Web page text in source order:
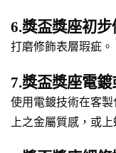
6.獎盃獎座初步
打磨修飾表層瑕疵。
7.獎盃獎座電
使用電鍍技術在客
上之金屬質感，或